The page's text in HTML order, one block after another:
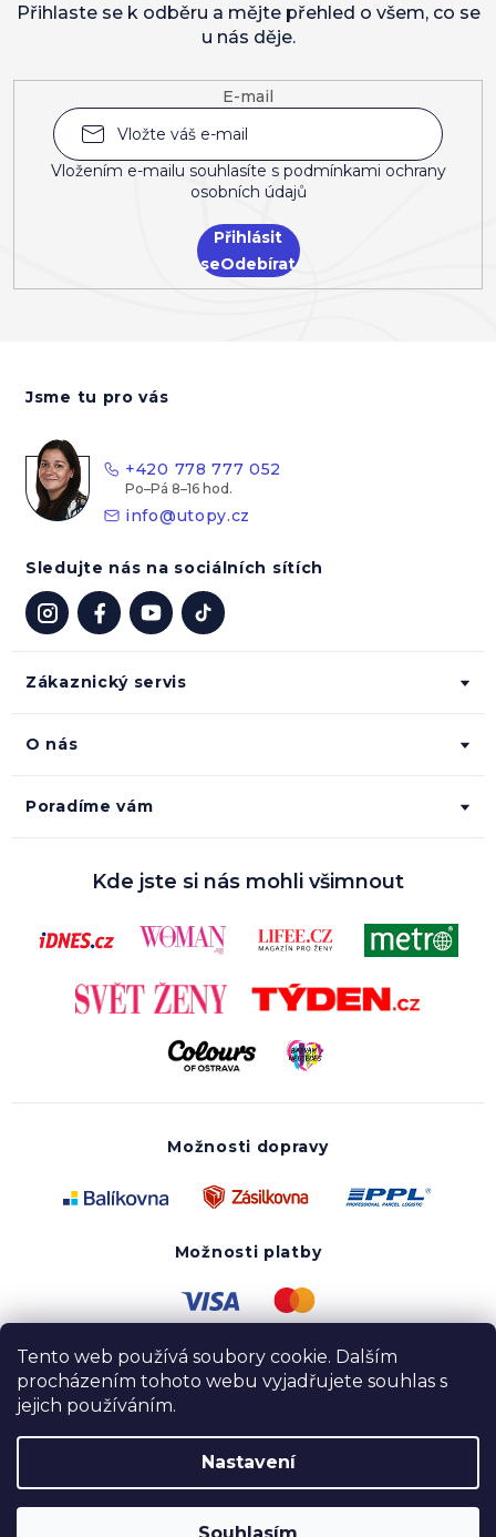
Tento web používá soubory cookie. Dalším
procházením tohoto webu vyjadřujete souhlas s
jejich používáním.
Nastavení
E-mail
Vložením e-mailu souhlasíte s podmínkami ochrany
osobních údajů
Přihlásit
se
Přihlaste se k odběru a mějte přehled o všem, co se
u nás děje.
Zákaznický servis
O nás
Poradíme vám
Jsme tu pro vás
+420 778 777 052
info@utopy.cz
Sledujte nás na sociálních sítích
Kde jste si nás mohli všimnout
Možnosti dopravy
Možnosti platby
Copyright 2020 - 2026 UTOPY wear. Všechna práva
vyhrazena.